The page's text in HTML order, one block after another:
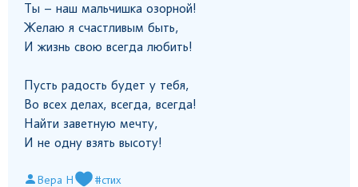
Ты – наш мальчишка озорной!
Желаю я счастливым быть,
И жизнь свою всегда любить!
Пусть радость будет у тебя,
Во всех делах, всегда, всегда!
Найти заветную мечту,
И не одну взять высоту!
Вера Н #стих